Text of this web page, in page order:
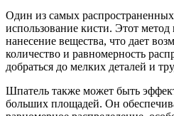
Один из самых
использование кисти. Этот метод
нанесение вещества, что дает
количество и равномерность
добраться до мелких деталей и
Шпатель также может быть
больших площадей. Он